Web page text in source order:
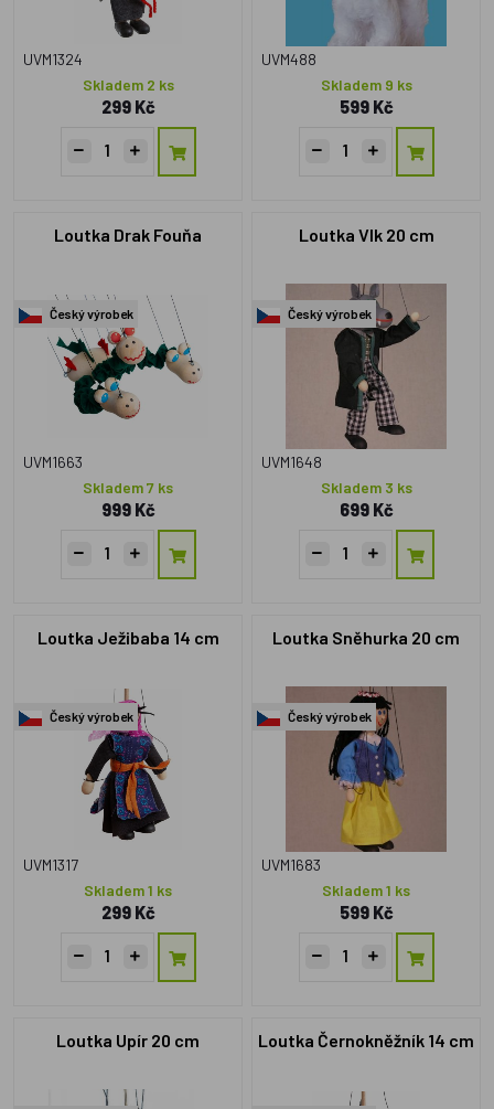
UVM1324
Skladem 2 ks
299 Kč
UVM488
Skladem 9 ks
599 Kč
Loutka Drak Fouňa
Český výrobek
UVM1663
Skladem 7 ks
999 Kč
Loutka Vlk 20 cm
Český výrobek
UVM1648
Skladem 3 ks
699 Kč
Loutka Ježibaba 14 cm
Český výrobek
UVM1317
Skladem 1 ks
299 Kč
Loutka Sněhurka 20 cm
Český výrobek
UVM1683
Skladem 1 ks
599 Kč
Loutka Upír 20 cm Loutka Černokněžník 14 cm